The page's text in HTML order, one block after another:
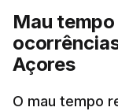
Mau
Açores
O mau tempo